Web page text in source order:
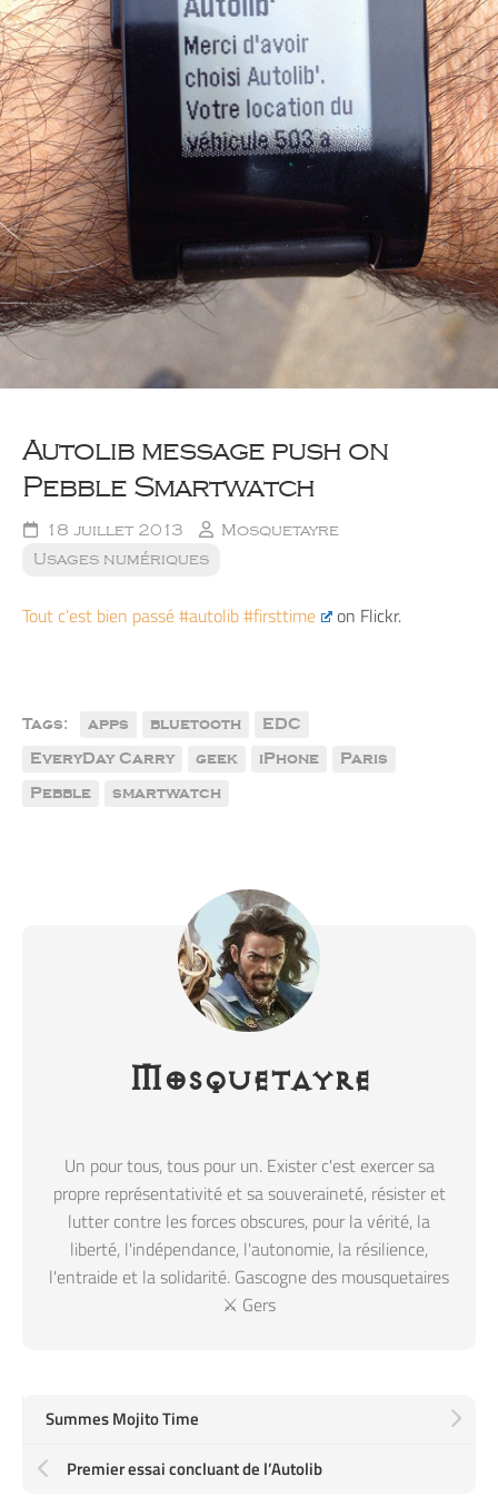
Autolib message push on
Pebble Smartwatch
18 juillet 2013
Mosquetayre
Usages numériques
Tout c’est bien passé #autolib #firsttime on Flickr.
Tags: apps bluetooth
EDC
EveryDay Carry
geek iPhone
Paris
Pebble
smartwatch
Mosquetayre
Un pour tous, tous pour un. Exister c'est exercer sa
propre représentativité et sa souveraineté, résister et
lutter contre les forces obscures, pour la vérité, la
liberté, l'indépendance, l'autonomie, la résilience,
l'entraide et la solidarité. Gascogne des mousquetaires
⚔️ Gers
Summes Mojito Time
Premier essai concluant de l’Autolib